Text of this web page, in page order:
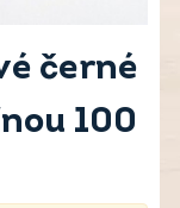
černé
100